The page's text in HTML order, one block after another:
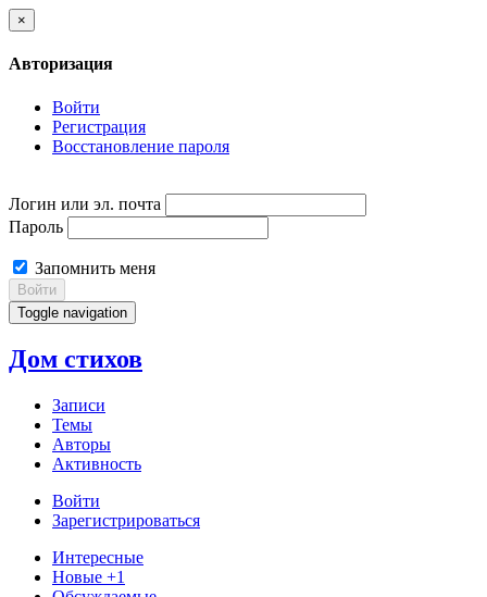
×
Авторизация
Войти
Регистрация
Восстановление пароля
Логин или эл. почта
Пароль
Запомнить меня
Войти
Toggle navigation
Дом стихов
Записи
Темы
Авторы
Активность
Войти
Зарегистрироваться
Интересные
Новые +1